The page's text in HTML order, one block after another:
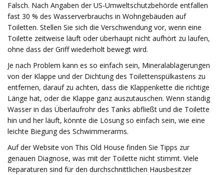
Falsch. Nach Angaben der US-Umweltschutzbehörde entfallen
fast 30 % des Wasserverbrauchs in Wohngebäuden auf
Toiletten. Stellen Sie sich die Verschwendung vor, wenn eine
Toilette zeitweise läuft oder überhaupt nicht aufhört zu laufen,
ohne dass der Griff wiederholt bewegt wird.
Je nach Problem kann es so einfach sein, Mineralablagerungen
von der Klappe und der Dichtung des Toilettenspülkastens zu
entfernen, darauf zu achten, dass die Klappenkette die richtige
Länge hat, oder die Klappe ganz auszutauschen. Wenn ständig
Wasser in das Überlaufrohr des Tanks abfließt und die Toilette
hin und her läuft, könnte die Lösung so einfach sein, wie eine
leichte Biegung des Schwimmerarms.
Auf der Website von This Old House finden Sie Tipps zur
genauen Diagnose, was mit der Toilette nicht stimmt. Viele
Reparaturen sind für den durchschnittlichen Hausbesitzer